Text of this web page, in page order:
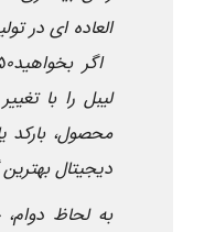
العاده ای در
اگر بخواهید
لیبل را با
محصول، بارکد
دیجیتال
به لحاظ